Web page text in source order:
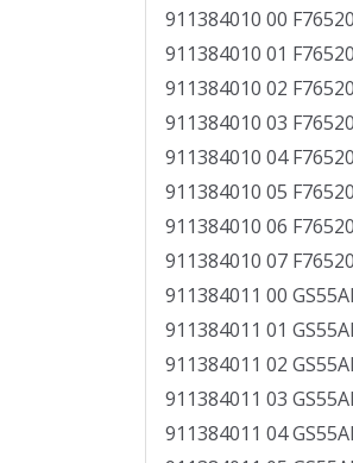
911384010 00
911384010 01
911384010 02
911384010 03
911384010 04
911384010 05
911384010 06
911384010 07
911384011 00
911384011 01
911384011 02
911384011 03
911384011 04